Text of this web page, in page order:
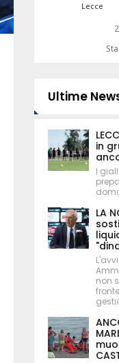
Lecce
Ultime
in
I
LA
non